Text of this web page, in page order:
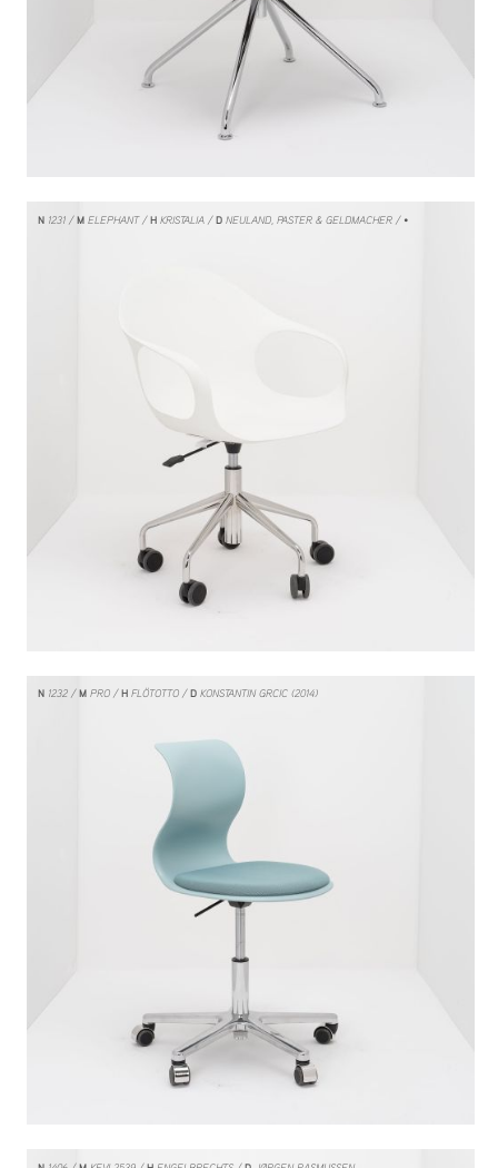
N1231 MELEPHANT HKRISTALIA DNEULAND, PASTER & GELDMACHER/ •
N 1232 M PRO HFLÖTOTTO DKONSTANTIN GRCIC (2014)